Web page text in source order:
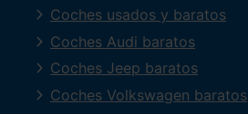
Coches usados y baratos
Coches Audi baratos
Coches Jeep baratos
Coches Volkswagen baratos